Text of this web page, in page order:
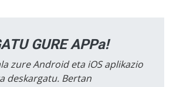
GURE APPa!
zure Android eta iOS aplikazio
deskargatu. Bertan